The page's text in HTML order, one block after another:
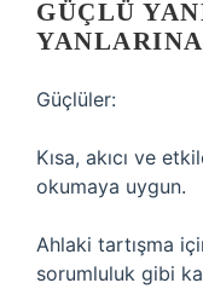
GÜÇLÜ
Güçlüler:
Kısa, akıcı ve
okumaya uygun.
Ahlaki tartışma
sorumluluk gibi